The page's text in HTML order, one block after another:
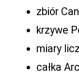
zbiór
krzywe
miary
całka